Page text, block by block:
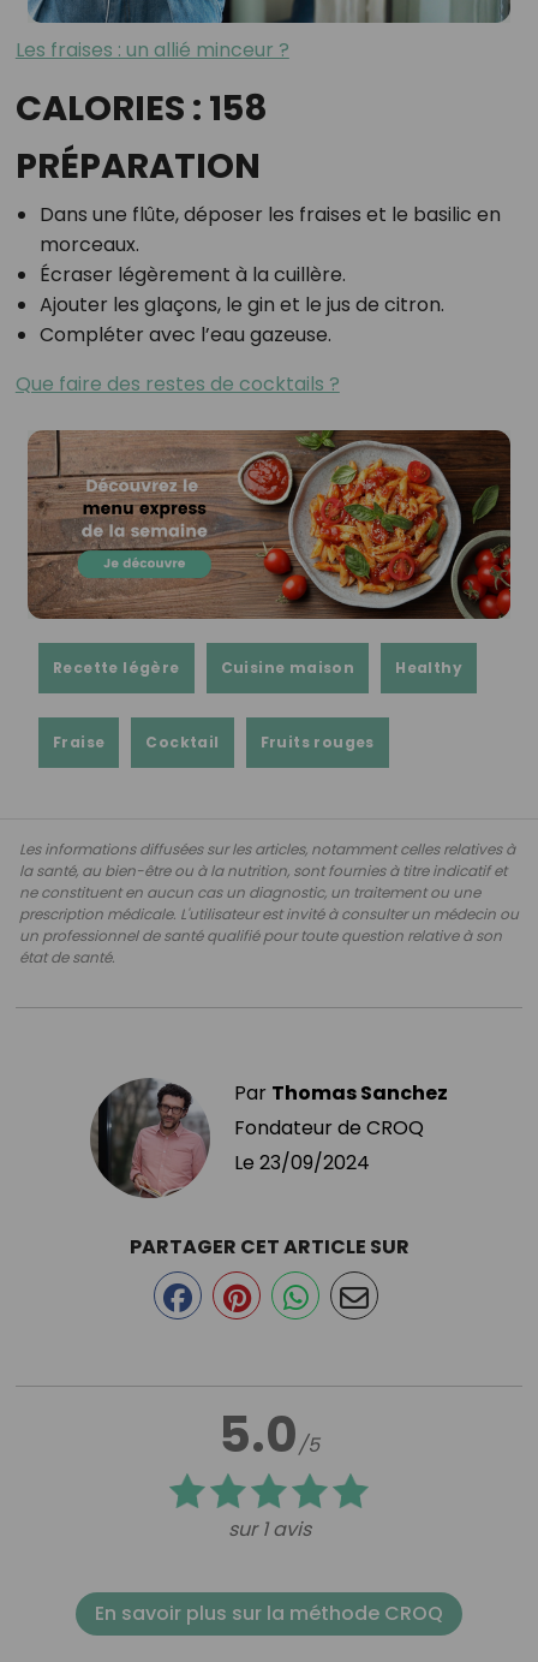
Les fraises : un allié minceur ?
CALORIES : 158
PRÉPARATION
Dans une flûte, déposer les fraises et le basilic en
morceaux.
Écraser légèrement à la cuillère.
Ajouter les glaçons, le gin et le jus de citron.
Compléter avec l’eau gazeuse.
Que faire des restes de cocktails ?
Recette légère Cuisine maison Healthy
Fraise Cocktail Fruits rouges
Les informations diffusées sur les articles, notamment celles relatives à
la santé, au bien-être ou à la nutrition, sont fournies à titre indicatif et
ne constituent en aucun cas un diagnostic, un traitement ou une
prescription médicale. L'utilisateur est invité à consulter un médecin ou
un professionnel de santé qualifié pour toute question relative à son
état de santé.
Par Thomas Sanchez
Fondateur de CROQ
Le 23/09/2024
5.0/5
sur 1 avis
PARTAGER CET ARTICLE SUR
En savoir plus sur la méthode CROQ